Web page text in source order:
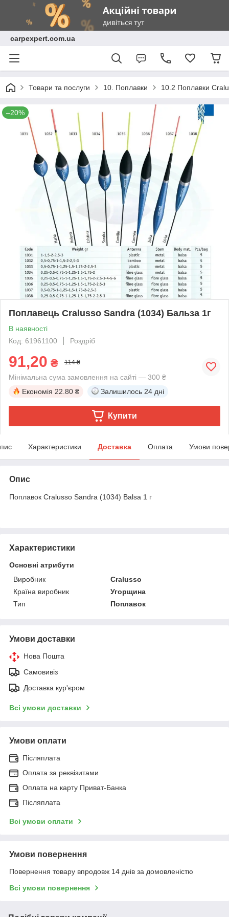
carpexpert.com.ua
Товари та послуги 10. Поплавки 10.2 Поплавки
–20%
Поплавець Cralusso Sandra (1034) Бальза 1г
В наявності
Код: 61961100
Роздріб
91,20 ₴ 114 ₴
Мінімальна сума замовлення на сайті — 300 ₴
Економія 22.80 ₴ Залишилось 24 дні
Купити
Характеристики Доставка Оплата Умови
Опис
Поплавок Cralusso Sandra (1034) Balsa 1 г
Характеристики
Основні атрибути
Виробник
Cralusso
Країна виробник
Угорщина
Тип
Поплавок
Умови доставки
Нова Пошта
Самовивіз
Доставка кур'єром
Всі умови доставки
Умови оплати
Післяплата
Оплата за реквізитами
Оплата на карту Приват-Банка
Післяплата
Всі умови оплати
Умови повернення
Повернення товару впродовж 14 днів за домовленістю
Всі умови повернення